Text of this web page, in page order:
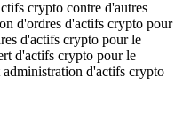
crypto contre d'autres
d'ordres d'actifs crypto pour
d'actifs crypto pour le
d'actifs crypto pour le
d'actifs crypto